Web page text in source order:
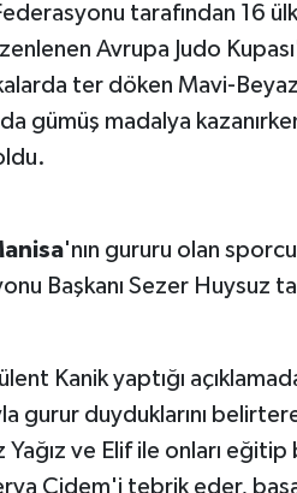
tarafından 16
Avrupa Judo
ter döken Mavi-
gümüş madalya
'nın gururu olan
Başkanı Sezer Huysuz
Kanik yaptığı
gurur duyduklarını
ve Elif ile onları
Çidem'i tebrik eder,